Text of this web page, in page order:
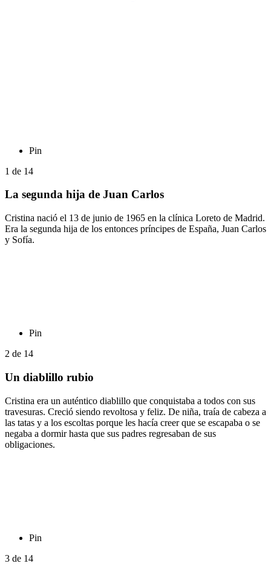
Pin
1 de 14
La segunda hija de Juan Carlos
Cristina nació el 13 de junio de 1965 en la clínica Loreto de Madrid.
Era la segunda hija de los entonces príncipes de España, Juan Carlos
y Sofía.
Pin
2 de 14
Un diablillo rubio
Cristina era un auténtico diablillo que conquistaba a todos con sus
travesuras. Creció siendo revoltosa y feliz. De niña, traía de cabeza a
las tatas y a los escoltas porque les hacía creer que se escapaba o se
negaba a dormir hasta que sus padres regresaban de sus
obligaciones.
Pin
3 de 14